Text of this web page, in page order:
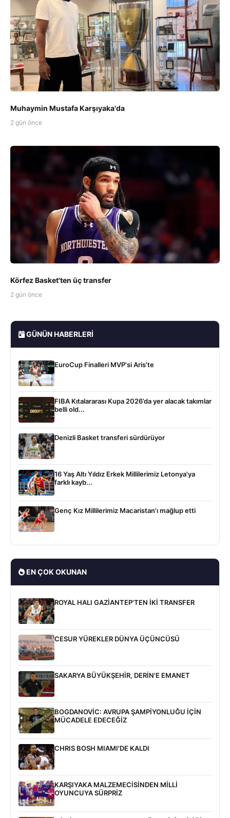
Muhaymin Mustafa Karşıyaka'da
2 gün önce
Körfez Basket'ten üç transfer
2 gün önce
GÜNÜN HABERLERI
EuroCup Finalleri MVP'si Aris'te
FIBA Kıtalararası Kupa 2026’da yer alacak takımlar
belli old...
Denizli Basket transferi sürdürüyor
16 Yaş Altı Yıldız Erkek Millilerimiz Letonya'ya
farklı kayb...
Genç Kız Millilerimiz Macaristan'ı mağlup etti
EN ÇOK OKUNAN
ROYAL HALI GAZİANTEP'TEN İKİ TRANSFER
CESUR YÜREKLER DÜNYA ÜÇÜNCÜSÜ
SAKARYA BÜYÜKŞEHİR, DERİN'E EMANET
BOGDANOVİC: AVRUPA ŞAMPİYONLUĞU İÇİN
MÜCADELE EDECEĞİZ
CHRIS BOSH MIAMI'DE KALDI
KARŞIYAKA MALZEMECİSİNDEN MİLLİ
OYUNCUYA SÜRPRİZ